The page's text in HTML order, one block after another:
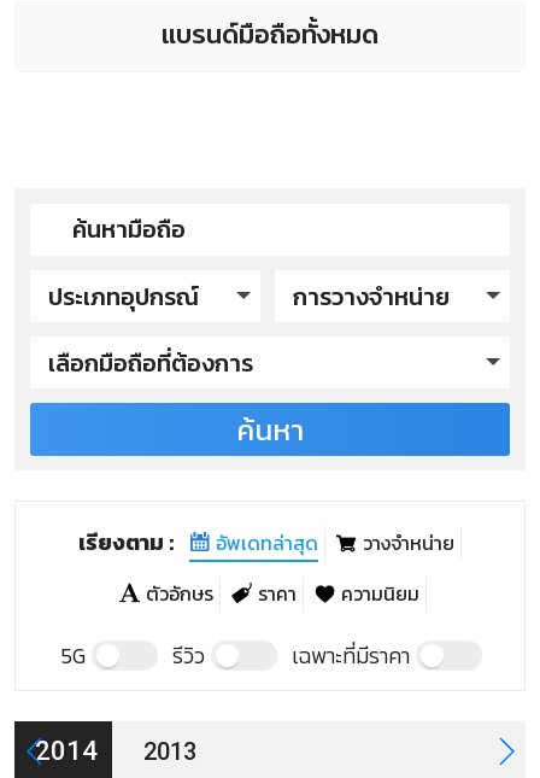
แบรนด์มือถือทั้งหมด
ประเภทอุปกรณ์
การวางจำหน่าย
เลือกมือถือที่ต้องการ
Nextbook รุ่นปี 2014
Nextbook NX008 HD8G
Nextbook รุ่นปี 2013
Nextbook Premium8HD
Nextbook Premium7SE
ค้นหา
เรียงตาม : อัพเดทล่าสุด
วางจำหน่าย
ตัวอักษร
ราคา ความนิยม
5G รีวิว เฉพาะที่มีราคา
2014 2013